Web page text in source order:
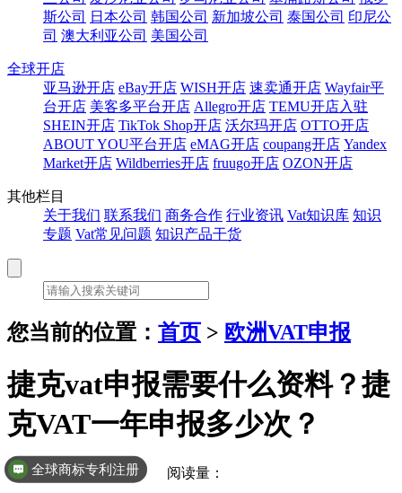
斯公司
日本公司 韩国公司 新加坡公司 泰国公司 印尼公
司 澳大利亚公司 美国公司
全球开店
亚马逊开店 eBay开店 WISH开店 速卖通开店 Wayfair平
台开店 美客多平台开店 Allegro开店 TEMU开店入驻
SHEIN开店 TikTok Shop开店 沃尔玛开店 OTTO开店
ABOUT YOU平台开店 eMAG开店 coupang开店 Yandex
Market开店 Wildberries开店 fruugo开店 OZON开店
其他栏目
关于我们 联系我们 商务合作 行业资讯 Vat知识库 知识
专题 Vat常见问题 知识产品干货
您当前的位置： 首页 > 欧洲VAT申报
捷克vat申报需要什么资料？捷
克VAT一年申报多少次？
发布时间：2021-10-27 阅读量：
全球商标专利注册